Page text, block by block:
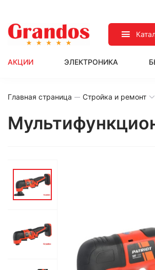
АКЦИИ ЭЛЕКТРОНИКА
Главная страница Стройка и ремонт